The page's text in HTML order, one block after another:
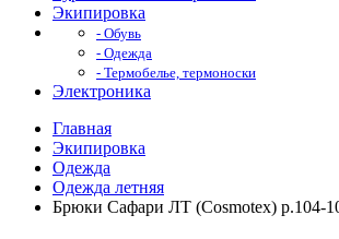
Экипировка
- Обувь
- Одежда
- Термобелье, термоноски
Электроника
Главная
Экипировка
Одежда
Одежда летняя
Брюки Сафари ЛТ (Cosmotex) р.104-